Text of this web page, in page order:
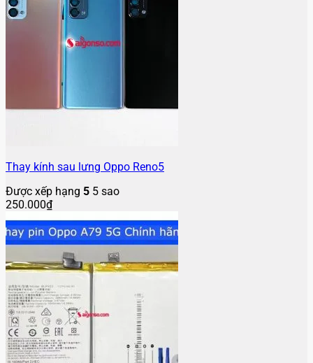
Thay kính sau lưng Oppo Reno5
Được xếp hạng 5 5 sao
250.000₫